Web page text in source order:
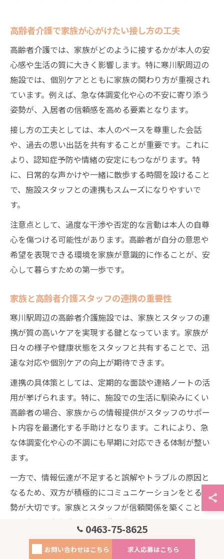
高齢者介護で家族が心がけたい接し方の工夫
高齢者介護では、家族がどのように接するかが本人の安
心感や生活の質に大きく影響します。特に寒川駅周辺の
施設では、個別ケアとともに家族の関わり方が重視され
ています。例えば、急な体調変化や心の不安に寄り添う
姿勢が、入居者の信頼感を高める要素となります。
接し方の工夫としては、本人のペースを尊重した会話
や、過去の思い出話を共有することが重要です。これに
より、認知症予防や情緒の安定にもつながります。特
に、日常的な声かけや一緒に散歩する時間を設けること
で、施設スタッフとの連携もスムーズになりやすいで
す。
注意点として、過度な干渉や否定的な言動は本人の自尊
心を傷つける可能性があります。高齢者が自分の意思や
希望を表現できる環境を家族が意識的に作ることが、安
心して暮らすための第一歩です。
家族と高齢者介護スタッフの連携の重要性
寒川駅周辺の高齢者介護施設では、家族とスタッフの連
携が質の高いケアを実現する鍵となっています。家族が
日々の様子や健康状態をスタッフと共有することで、迅
速な対応や個別ケアの向上が期待できます。
連携の具体策としては、定期的な面談や連絡ノートの活
用が挙げられます。特に、施設での生活に馴染みにくい
高齢者の場合、家族からの情報提供がスタッフのサポー
ト内容を最適化する手助けとなります。これにより、急
な体調変化や心の不調にも早期に対応できる体制が整い
ます。
一方で、情報伝達が不足すると誤解やトラブルの原因と
なるため、双方が積極的にコミュニケーションをとる姿
勢が大切です。家族とスタッフが信頼関係を築くこと
で、本人の安心感や家族の満足度も高まります。
高齢者介護に役立つ家族サポートの具体策
0463-75-8625
お問い合わせはこちら 求人応募はこちら